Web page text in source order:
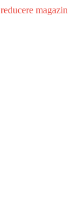
reducere magazin